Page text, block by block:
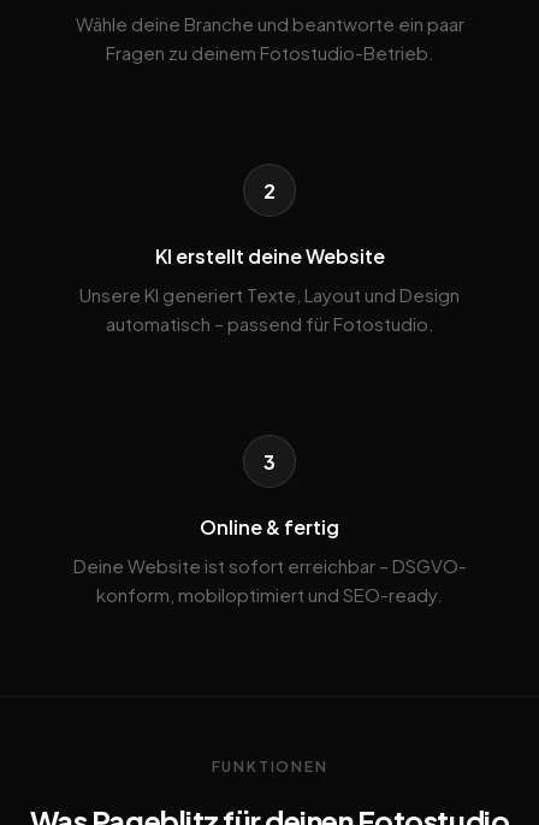
Wähle deine Branche und beantworte ein paar
Fragen zu deinem Fotostudio-Betrieb.
2
KI erstellt deine Website
Unsere KI generiert Texte, Layout und Design
automatisch – passend für Fotostudio.
3
Online & fertig
Deine Website ist sofort erreichbar – DSGVO-
konform, mobiloptimiert und SEO-ready.
FUNKTIONEN